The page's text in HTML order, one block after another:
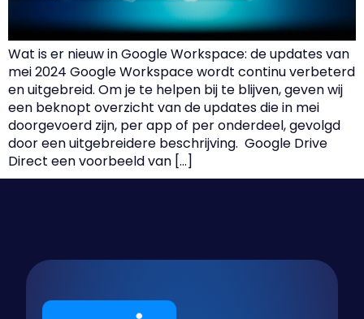
Wat is er nieuw in Google Workspace: de updates van
mei 2024 Google Workspace wordt continu verbeterd
en uitgebreid. Om je te helpen bij te blijven, geven wij
een beknopt overzicht van de updates die in mei
doorgevoerd zijn, per app of per onderdeel, gevolgd
door een uitgebreidere beschrijving. Google Drive
Direct een ​​voorbeeld van […]